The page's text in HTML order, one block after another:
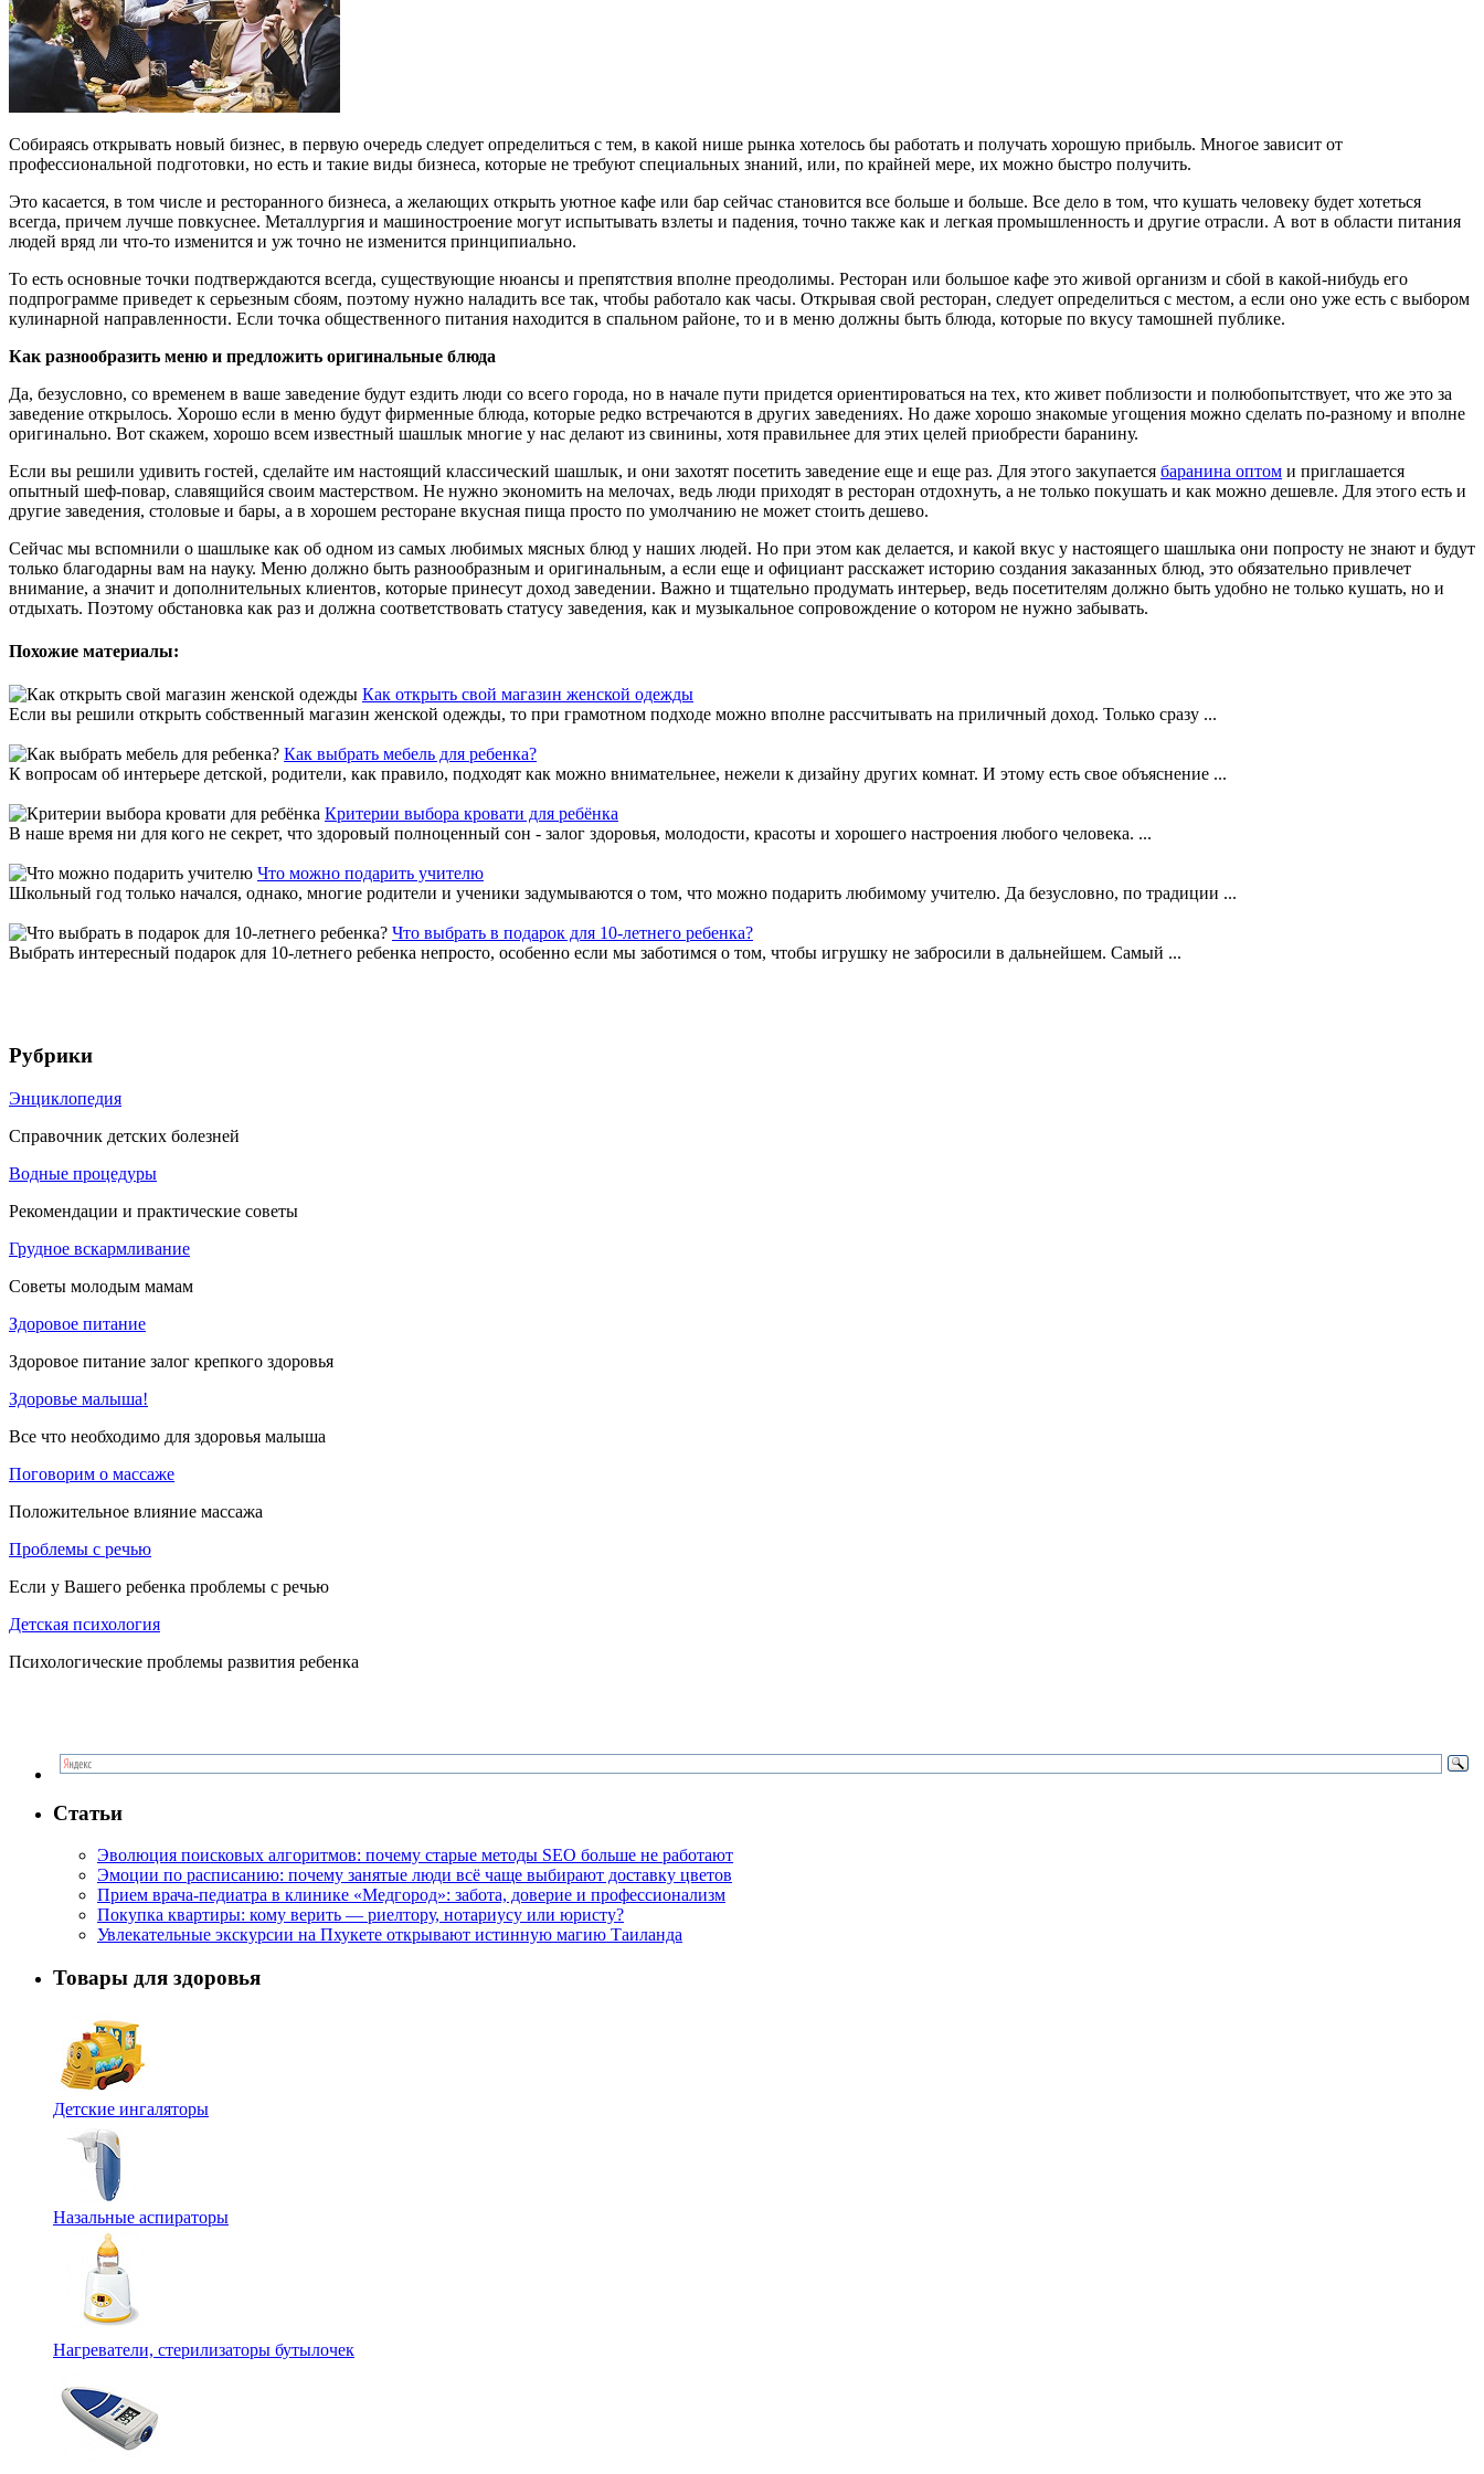
Собираясь открывать новый бизнес, в первую очередь следует определиться с тем, в какой нише рынка хотелось бы работать и получать хорошую прибыль. Многое зависит от
профессиональной подготовки, но есть и такие виды бизнеса, которые не требуют специальных знаний, или, по крайней мере, их можно быстро получить.
Это касается, в том числе и ресторанного бизнеса, а желающих открыть уютное кафе или бар сейчас становится все больше и больше. Все дело в том, что кушать человеку будет хотеться
всегда, причем лучше повкуснее. Металлургия и машиностроение могут испытывать взлеты и падения, точно также как и легкая промышленность и другие отрасли. А вот в области питания
людей вряд ли что-то изменится и уж точно не изменится принципиально.
То есть основные точки подтверждаются всегда, существующие нюансы и препятствия вполне преодолимы. Ресторан или большое кафе это живой организм и сбой в какой-нибудь его
подпрограмме приведет к серьезным сбоям, поэтому нужно наладить все так, чтобы работало как часы. Открывая свой ресторан, следует определиться с местом, а если оно уже есть с выбором
кулинарной направленности. Если точка общественного питания находится в спальном районе, то и в меню должны быть блюда, которые по вкусу тамошней публике.
Как разнообразить меню и предложить оригинальные блюда
Да, безусловно, со временем в ваше заведение будут ездить люди со всего города, но в начале пути придется ориентироваться на тех, кто живет поблизости и полюбопытствует, что же это за
заведение открылось. Хорошо если в меню будут фирменные блюда, которые редко встречаются в других заведениях. Но даже хорошо знакомые угощения можно сделать по-разному и вполне
оригинально. Вот скажем, хорошо всем известный шашлык многие у нас делают из свинины, хотя правильнее для этих целей приобрести баранину.
Если вы решили удивить гостей, сделайте им настоящий классический шашлык, и они захотят посетить заведение еще и еще раз. Для этого закупается баранина оптом и приглашается
опытный шеф-повар, славящийся своим мастерством. Не нужно экономить на мелочах, ведь люди приходят в ресторан отдохнуть, а не только покушать и как можно дешевле. Для этого есть и
другие заведения, столовые и бары, а в хорошем ресторане вкусная пища просто по умолчанию не может стоить дешево.
Сейчас мы вспомнили о шашлыке как об одном из самых любимых мясных блюд у наших людей. Но при этом как делается, и какой вкус у настоящего шашлыка они попросту не знают и будут
только благодарны вам на науку. Меню должно быть разнообразным и оригинальным, а если еще и официант расскажет историю создания заказанных блюд, это обязательно привлечет
внимание, а значит и дополнительных клиентов, которые принесут доход заведении. Важно и тщательно продумать интерьер, ведь посетителям должно быть удобно не только кушать, но и
отдыхать. Поэтому обстановка как раз и должна соответствовать статусу заведения, как и музыкальное сопровождение о котором не нужно забывать.
Похожие материалы:
Как открыть свой магазин женской одежды
Если вы решили открыть собственный магазин женской одежды, то при грамотном подходе можно вполне рассчитывать на приличный доход. Только сразу ...
Как выбрать мебель для ребенка?
К вопросам об интерьере детской, родители, как правило, подходят как можно внимательнее, нежели к дизайну других комнат. И этому есть свое объяснение ...
Критерии выбора кровати для ребёнка
В наше время ни для кого не секрет, что здоровый полноценный сон - залог здоровья, молодости, красоты и хорошего настроения любого человека. ...
Что можно подарить учителю
Школьный год только начался, однако, многие родители и ученики задумываются о том, что можно подарить любимому учителю. Да безусловно, по традиции ...
Что выбрать в подарок для 10-летнего ребенка?
Выбрать интересный подарок для 10-летнего ребенка непросто, особенно если мы заботимся о том, чтобы игрушку не забросили в дальнейшем. Самый ...
Рубрики
Энциклопедия
Справочник детских болезней
Водные процедуры
Рекомендации и практические советы
Грудное вскармливание
Советы молодым мамам
Здоровое питание
Здоровое питание залог крепкого здоровья
Здоровье малыша!
Все что необходимо для здоровья малыша
Поговорим о массаже
Положительное влияние массажа
Проблемы с речью
Если у Вашего ребенка проблемы с речью
Детская психология
Психологические проблемы развития ребенка
Статьи
Эволюция поисковых алгоритмов: почему старые методы SEO больше не работают
Эмоции по расписанию: почему занятые люди всё чаще выбирают доставку цветов
Прием врача-педиатра в клинике «Медгород»: забота, доверие и профессионализм
Покупка квартиры: кому верить — риелтору, нотариусу или юристу?
Увлекательные экскурсии на Пхукете открывают истинную магию Таиланда
Товары для здоровья
Детские ингаляторы
Назальные аспираторы
Нагреватели, стерилизаторы бутылочек